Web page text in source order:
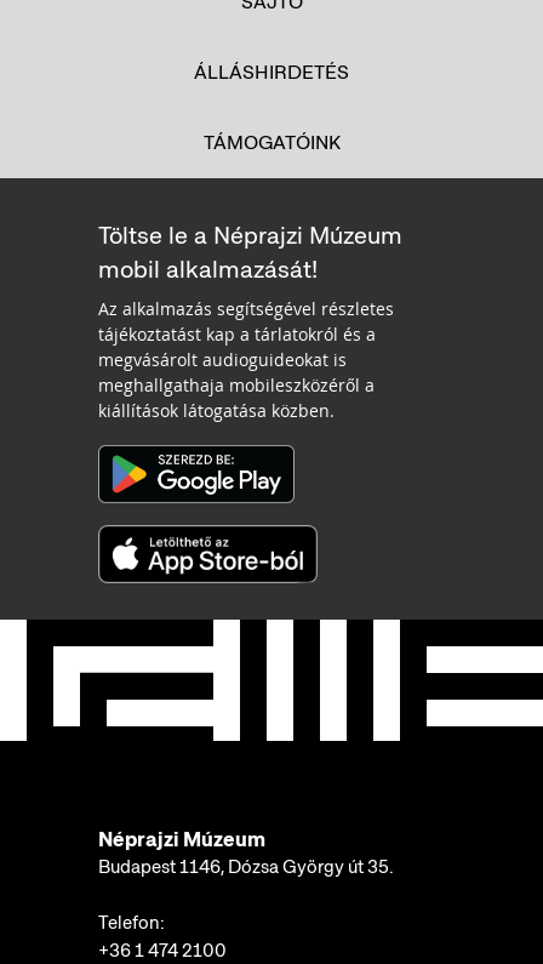
ÁLLÁSHIRDETÉS
TÁMOGATÓINK
Töltse le a Néprajzi Múzeum
mobil alkalmazását!
Az alkalmazás segítségével részletes
tájékoztatást kap a tárlatokról és a
megvásárolt audioguideokat is
meghallgathaja mobileszközéről a
kiállítások látogatása közben.
Néprajzi Múzeum
Budapest 1146, Dózsa György út 35.
Telefon:
+36 1 474 2100